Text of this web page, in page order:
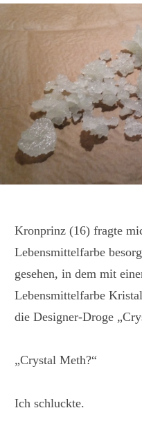
Kronprinz (16) fragte
Lebensmittelfarbe
gesehen, in dem mit
Lebensmittelfarbe
die Designer-Droge
„Crystal Meth?“
Ich schluckte.